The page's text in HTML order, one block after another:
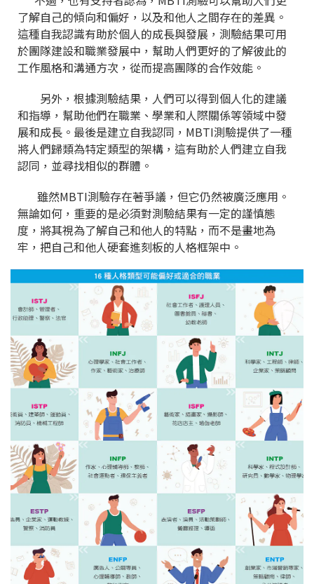
了解自己的傾向和偏好，以及和他人之間存在的差異。
這種自我認識有助於個人的成長與發展，測驗結果可用
於團隊建設和職業發展中，幫助人們更好的了解彼此的
工作風格和溝通方次，從而提高團隊的合作效能。
另外，根據測驗結果，人們可以得到個人化的建議
和指導，幫助他們在職業、學業和人際關係等領域中發
展和成長。最後是建立自我認同，MBTI測驗提供了一種
將人們歸類為特定類型的架構，這有助於人們建立自我
認同，並尋找相似的群體。
雖然MBTI測驗存在著爭議，但它仍然被廣泛應用。
無論如何，重要的是必須對測驗結果有一定的謹慎態
度，將其視為了解自己和他人的特點，而不是畫地為
牢，把自己和他人硬套進刻板的人格框架中。